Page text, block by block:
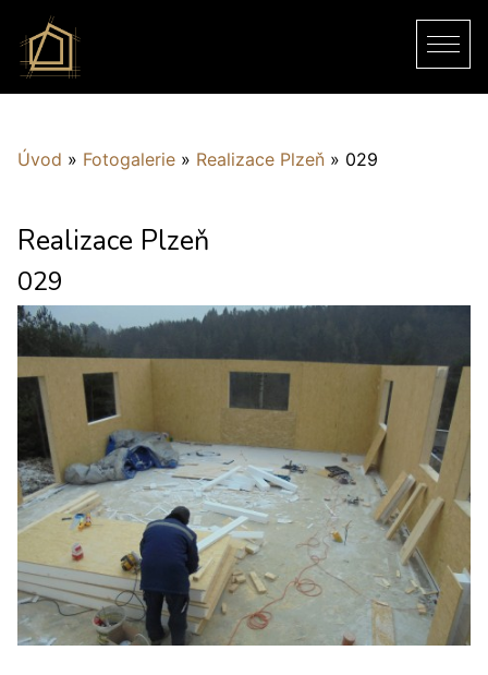
Úvod » Fotogalerie » Realizace Plzeň » 029
Realizace Plzeň
029